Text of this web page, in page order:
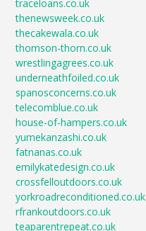
traceloans.co.uk
thenewsweek.co.uk
thecakewala.co.uk
thomson-thorn.co.uk
wrestlingagrees.co.uk
underneathfoiled.co.uk
spanosconcerns.co.uk
telecomblue.co.uk
house-of-hampers.co.uk
yumekanzashi.co.uk
fatnanas.co.uk
emilykatedesign.co.uk
crossfelloutdoors.co.uk
yorkroadreconditioned.co.uk
rfrankoutdoors.co.uk
teaparentrepeat.co.uk